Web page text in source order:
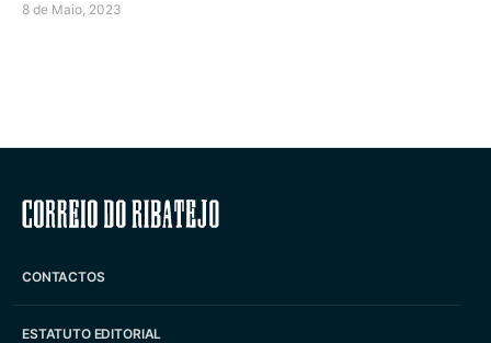
8 de Maio, 2023
Correio do Ribatejo
CONTACTOS
ESTATUTO EDITORIAL